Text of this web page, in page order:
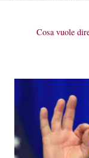
Cosa vuole